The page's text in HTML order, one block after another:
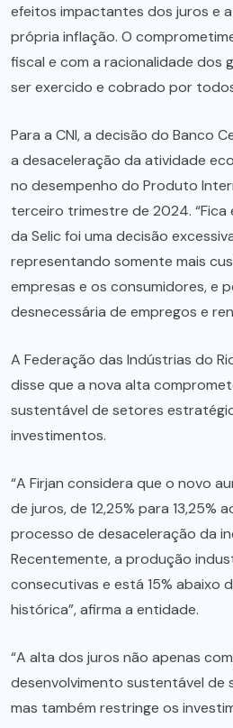
efeitos impactantes dos juros e
própria inflação. O
fiscal e com a racionalidade dos
ser exercido e cobrado por
Para a CNI, a decisão do Banco
a desaceleração da atividade
no desempenho do Produto
terceiro trimestre de 2024.
da Selic foi uma decisão
representando somente mais
empresas e os consumidores, e
desnecessária de empregos e
A Federação das Indústrias do
disse que a nova alta
sustentável de setores
investimentos.
“A Firjan considera que o novo
de juros, de 12,25% para 13,25%
processo de desaceleração da
Recentemente, a produção
consecutivas e está 15% abaixo
histórica”, afirma a entidade.
“A alta dos juros não apenas
desenvolvimento sustentável
mas também restringe os